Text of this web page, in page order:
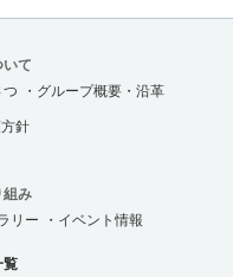
て
つ ・グループ概要・沿革
針
組み
リー ・イベント情報
覧